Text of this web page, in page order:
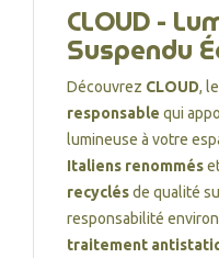
CLOUD -
Suspendu
Découvrez CLOUD,
responsable qui
lumineuse à votre
Italiens renommés
recyclésde qualité
responsabilité
traitement